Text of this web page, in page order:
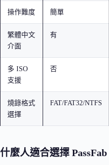
操作難度 簡單
繁體中文
介面
有
多 ISO
支援
否
燒錄格式
選擇
FAT/FAT32/NTFS
什麼人適合選擇